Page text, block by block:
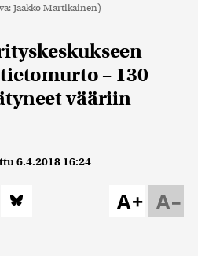
Jaakko Martikainen)
– 130
vääriin
6.4.2018 16:24
A–
A+